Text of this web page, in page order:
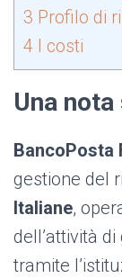
3 Profilo di
4 I costi
Una nota
BancoPosta
gestione del
Italiane,
dell’attività
tramite